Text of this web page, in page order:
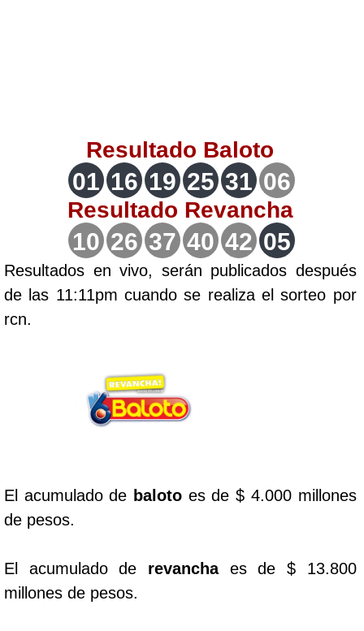
Lotería del Quindio
Lotería de Bogotá
Lotería de Risaralda
Lotería de Medellín
Lotería del Cauca
Extra de Colombia
Antioqueñita Tarde
Resultado Baloto
01 16 19 25 31 06
Resultado Revancha
10 26 37 40 42 05
Resultados en vivo, serán publicados después
de las 11:11pm cuando se realiza el sorteo por
rcn.
El acumulado de baloto es de $ 4.000 millones
de pesos.
El acumulado de revanchaes de $ 13.800
millones de pesos.